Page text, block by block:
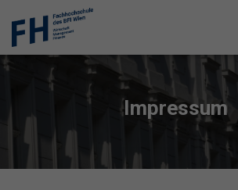
Impressum